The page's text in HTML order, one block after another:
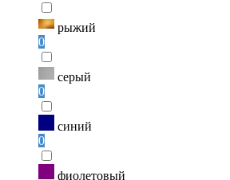
рыжий
0
серый
0
синий
0
фиолетовый